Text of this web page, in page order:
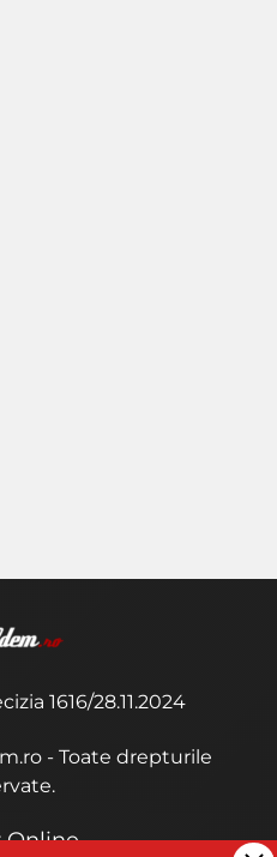
1616/28.11.2024
- Toate drepturile
Online